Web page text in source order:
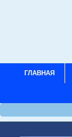
ГЛАВНАЯ